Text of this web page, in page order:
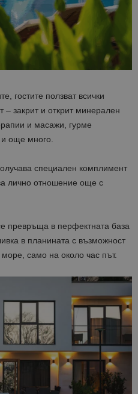
гостите ползват всички
– закрит и открит минерален
и масажи, гурме
и още много.
специален комплимент
лично отношение още с
превръща в перфектната база
в планината с възможност
море , само на около час път.